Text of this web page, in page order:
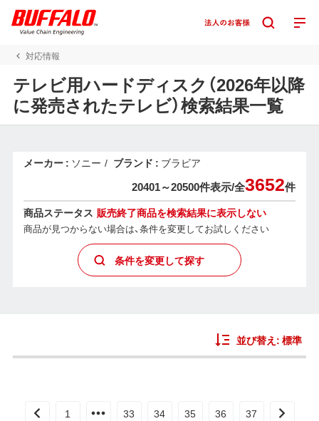
対応情報
テレビ用ハードディスク（2026年以降
に発売されたテレビ）検索結果一覧
メーカー ソニー ブランド ブラビア
20401～20500件表示/全3652件
商品ステータス 販売終了商品を検索結果に表示しない
商品が見つからない場合は、条件を変更してお試しください
条件を変更して探す
並び替え:標準
1 33 34 35 36 37